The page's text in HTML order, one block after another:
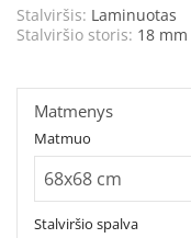
Stalviršis: Laminuotas
Stalviršio storis: 18 mm
Stalviršio spalva
Matmuo
Matmenys